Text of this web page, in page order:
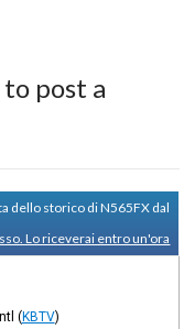
to post a
dello storico di N565FX dal
Lo riceverai entro un'ora
(KBTV)